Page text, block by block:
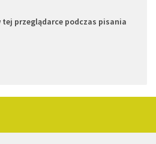
przeglądarce podczas pisania